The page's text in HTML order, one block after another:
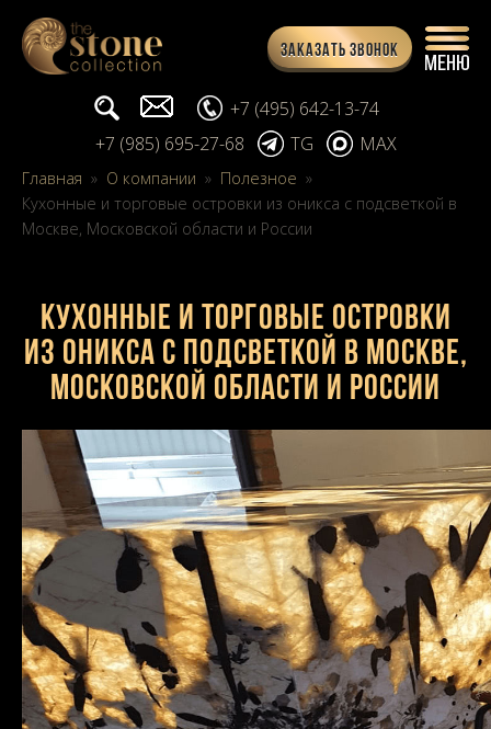
Заказать звонок
Поиск... info@stone-collection.ru
+7 (495) 642-13-74
+7 (985) 695-27-68
TG MAX
Главная » О компании » Полезное »
Кухонные и торговые островки из оникса с подсветкой в
Москве, Московской области и России
Кухонные и торговые островки
из оникса с подсветкой в Москве,
Московской области и России